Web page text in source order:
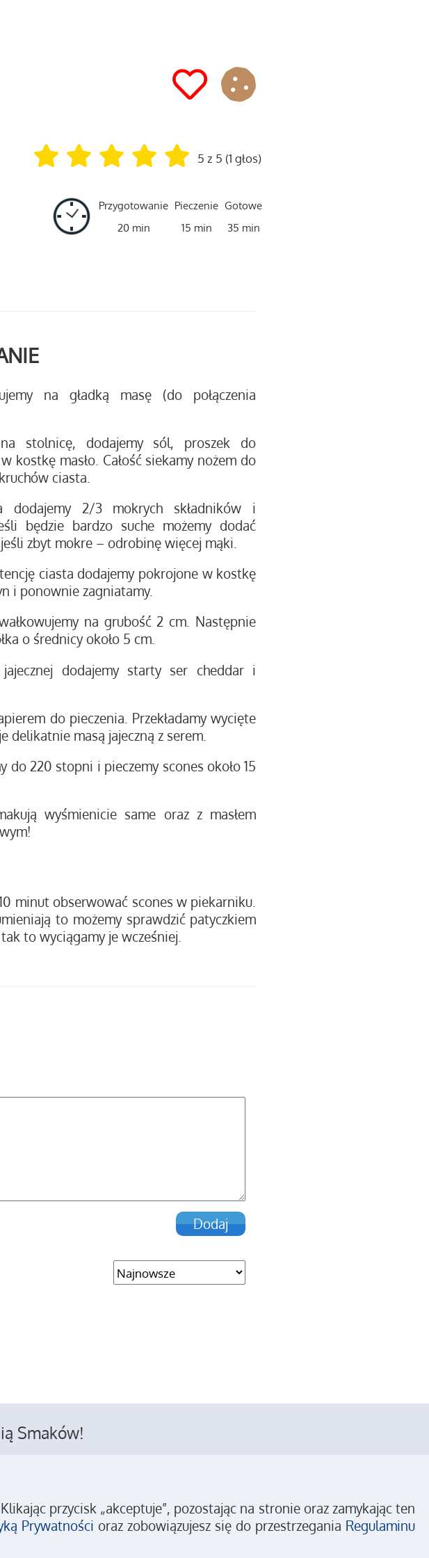
5 z 5 (1 głos)
Przygotowanie Pieczenie Gotowe
20 min
15 min 35 min
na gładką masę (do połączenia
stolnicę, dodajemy sól, proszek do
kostkę masło. Całość siekamy nożem do
ciasta.
dodajemy 2/3 mokrych składników i
będzie bardzo suche możemy dodać
zbyt mokre – odrobinę więcej mąki.
ciasta dodajemy pokrojone w kostkę
i ponownie zagniatamy.
na grubość 2 cm. Następnie
o średnicy około 5 cm.
dodajemy starty ser cheddar i
do pieczenia. Przekładamy wycięte
delikatnie masą jajeczną z serem.
do 220 stopni i pieczemy scones około 15
wyśmienicie same oraz z masłem
minut obserwować scones w piekarniku.
to możemy sprawdzić patyczkiem
to wyciągamy je wcześniej.
Smaków!
Regulamin
przycisk „akceptuje”, pozostając na stronie oraz zamykając ten
Prywatności oraz zobowiązujesz się do przestrzegania Regulaminu